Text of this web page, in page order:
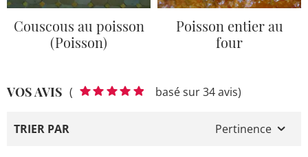
Couscous au poisson
(Poisson)
Poisson entier au
four
VOS AVIS ( basé sur 34 avis)
TRIER PAR Pertinence